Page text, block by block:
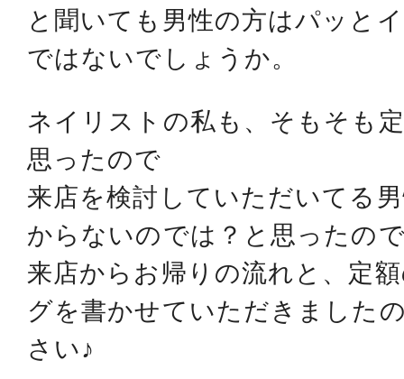
と聞いても男性の方はパッと
ではないでしょうか。
ネイリストの私も、そもそも
思ったので
来店を検討していただいてる
からないのでは？と思ったの
来店からお帰りの流れと、定
グを書かせていただきました
さい♪